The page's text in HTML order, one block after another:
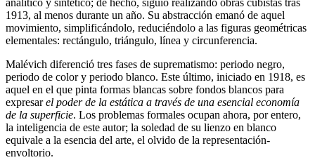
analítico y sintético; de hecho, siguió realizando obras cubistas tras
1913, al menos durante un año. Su abstracción emanó de aquel
movimiento, simplificándolo, reduciéndolo a las figuras geométricas
elementales: rectángulo, triángulo, línea y circunferencia.
Malévich diferenció tres fases de suprematismo: periodo negro,
periodo de color y periodo blanco. Este último, iniciado en 1918, es
aquel en el que pinta formas blancas sobre fondos blancos para
expresarel poder de la estática a través de una esencial economía
de la superficie. Los problemas formales ocupan ahora, por entero,
la inteligencia de este autor; la soledad de su lienzo en blanco
equivale a la esencia del arte, el olvido de la representación-
envoltorio.